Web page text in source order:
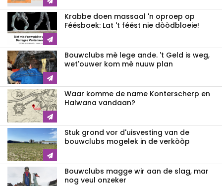
Krabbe doen massaal 'n oproep op
Féésboek: Lat 't féést nie dòòdbloeie!
Bouwclubs mè lege ande. 't Geld is weg,
wet'ouwer kom mè nuuw plan
Waar komme de name Konterscherp en
Halwana vandaan?
Stuk grond vor d'uisvesting van de
bouwclubs mogelek in de verkòòp
Bouwclubs magge wir aan de slag, mar
nog veul onzeker